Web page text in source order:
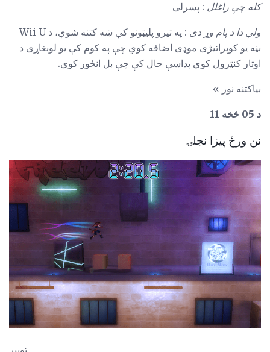
کله چې راغلل : پسرلی
ولې دا د پام وړ دی
: په تیرو پلیټونو کې ښه کتنه شوې، د Wii U
بڼه یو کوپراتیژی موډی اضافه کوي چې په کوم کې یو لوبغاړی د
اوتار کنټرول کوي پداسې حال کې چې بل انځور کوي.
بیاکتنه نور »
د 05 څخه 11
نن ورځ پیزا نجلۍ